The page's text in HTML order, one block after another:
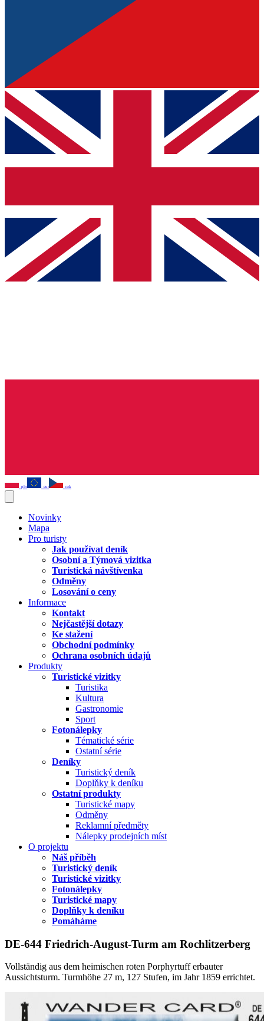
pln eur czk
Novinky
Mapa
Pro turisty
Jak používat deník
Osobní a Týmová vizitka
Turistická návštívenka
Odměny
Losování o ceny
Informace
Kontakt
Nejčastější dotazy
Ke stažení
Obchodní podmínky
Ochrana osobních údajů
Produkty
Turistické vizitky
Turistika
Kultura
Gastronomie
Sport
Fotonálepky
Tématické série
Ostatní série
Deníky
Turistický deník
Doplňky k deníku
Ostatní produkty
Turistické mapy
Odměny
Reklamní předměty
Nálepky prodejních míst
O projektu
Náš příběh
Turistický deník
Turistické vizitky
Fotonálepky
Turistické mapy
Doplňky k deníku
Pomáháme
DE-644 Friedrich-August-Turm am Rochlitzerberg
Vollständig aus dem heimischen roten Porphyrtuff erbauter
Aussichtsturm. Turmhöhe 27 m, 127 Stufen, im Jahr 1859 errichtet.